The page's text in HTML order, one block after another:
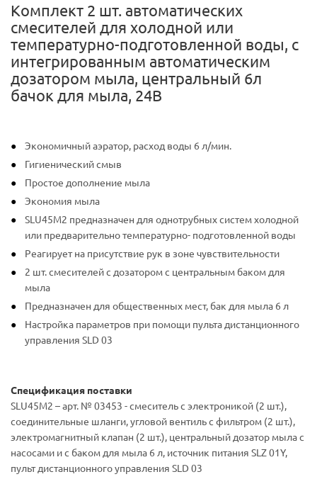
Комплект 2 шт. автоматических
смесителей для холодной или
температурно-подготовленной воды, с
интегрированным автоматическим
дозатором мыла, центральный 6л
бачок для мыла, 24В
Экономичный аэратор, расход воды 6 л/мин.
Гигиенический смыв
Простое дополнение мыла
Экономия мыла
SLU45M2 предназначен для однотрубных систем холодной
или предварительно температурно- подготовленной воды
Реагирует на присутствие рук в зоне чувствительности
2 шт. смесителей с дозатором с центральным баком для
мыла
Предназначен для общественных мест, бак для мыла 6 л
Настройка параметров при помощи пульта дистанционного
управления SLD 03
Спецификация поставки
SLU45M2 – арт. № 03453 - смеситель с электроникой (2 шт.),
соединительные шланги, угловой вентиль с фильтром (2 шт.),
электромагнитный клапан (2 шт.), центральный дозатор мыла с
насосами и с баком для мыла 6 л, источник питания SLZ 01Y,
пульт дистанционного управления SLD 03